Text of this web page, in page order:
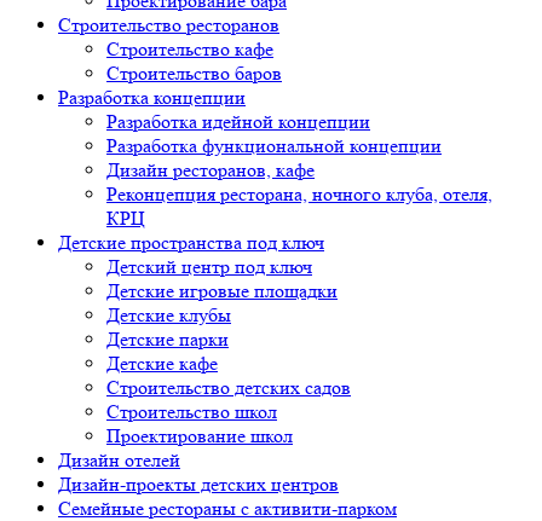
Строительство ресторанов
Строительство кафе
Строительство баров
Разработка концепции
Разработка идейной концепции
Разработка функциональной концепции
Дизайн ресторанов, кафе
Реконцепция ресторана, ночного клуба, отеля,
КРЦ
Детские пространства под ключ
Детский центр под ключ
Детские игровые площадки
Детские клубы
Детские парки
Детские кафе
Строительство детских садов
Строительство школ
Проектирование школ
Дизайн отелей
Дизайн-проекты детских центров
Семейные рестораны с активити-парком